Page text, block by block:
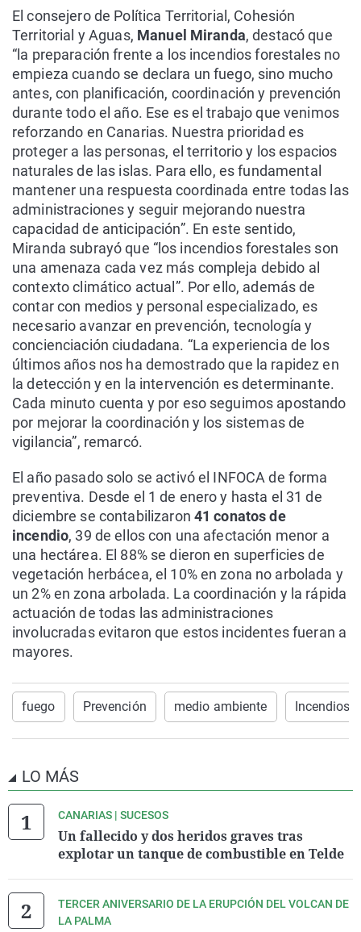
El consejero de Política Territorial, Cohesión
Territorial y Aguas, Manuel Miranda, destacó que
“la preparación frente a los incendios forestales no
empieza cuando se declara un fuego, sino mucho
antes, con planificación, coordinación y prevención
durante todo el año. Ese es el trabajo que venimos
reforzando en Canarias. Nuestra prioridad es
proteger a las personas, el territorio y los espacios
naturales de las islas. Para ello, es fundamental
mantener una respuesta coordinada entre todas las
administraciones y seguir mejorando nuestra
capacidad de anticipación”. En este sentido,
Miranda subrayó que “los incendios forestales son
una amenaza cada vez más compleja debido al
contexto climático actual”. Por ello, además de
contar con medios y personal especializado, es
necesario avanzar en prevención, tecnología y
concienciación ciudadana. “La experiencia de los
últimos años nos ha demostrado que la rapidez en
la detección y en la intervención es determinante.
Cada minuto cuenta y por eso seguimos apostando
por mejorar la coordinación y los sistemas de
vigilancia”, remarcó.
El año pasado solo se activó el INFOCA de forma
preventiva. Desde el 1 de enero y hasta el 31 de
diciembre se contabilizaron 41 conatos de
incendio, 39 de ellos con una afectación menor a
una hectárea. El 88% se dieron en superficies de
vegetación herbácea, el 10% en zona no arbolada y
un 2% en zona arbolada. La coordinación y la rápida
actuación de todas las administraciones
involucradas evitaron que estos incidentes fueran a
mayores.
fuego Prevención medio ambiente Incendios
LO MÁS
CANARIAS | SUCESOS
Un fallecido y dos heridos graves tras
explotar un tanque de combustible en Telde
TERCER ANIVERSARIO DE LA ERUPCIÓN DEL VOLCAN DE
LA PALMA